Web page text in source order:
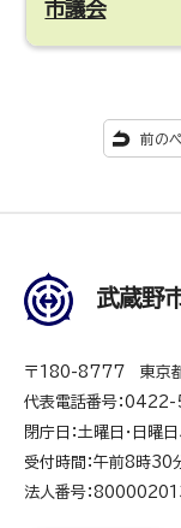
市議会
前の
武蔵野
〒180-8777 東京
代表電話番号：
閉庁日：土曜日・日曜
受付時間：午前8時30
法人番号：